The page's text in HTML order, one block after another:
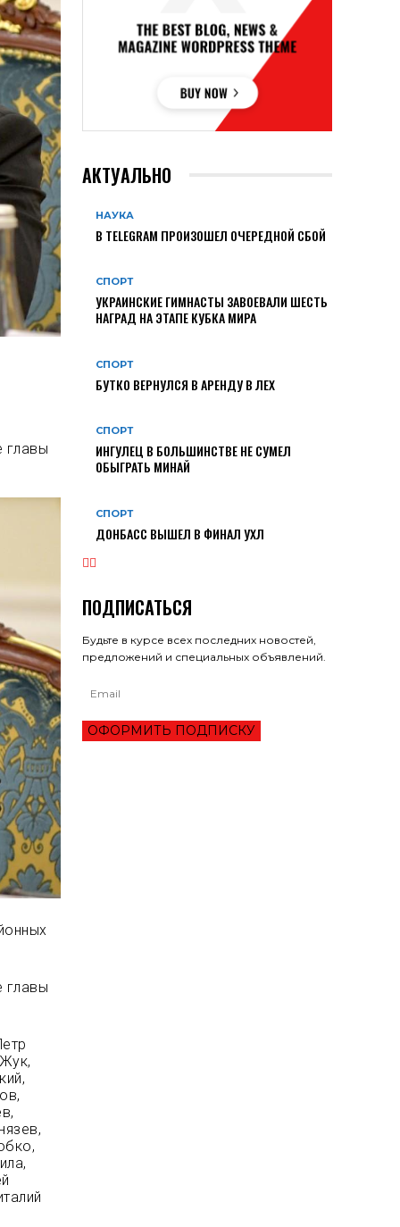
главы
главы
АКТУАЛЬНО
НАУКА
В TELEGRAM ПРОИЗОШЕЛ ОЧЕРЕДНОЙ СБОЙ
СПОРТ
УКРАИНСКИЕ ГИМНАСТЫ ЗАВОЕВАЛИ ШЕСТЬ
НАГРАД НА ЭТАПЕ КУБКА МИРА
СПОРТ
БУТКО ВЕРНУЛСЯ В АРЕНДУ В ЛЕХ
СПОРТ
ИНГУЛЕЦ В БОЛЬШИНСТВЕ НЕ СУМЕЛ
ОБЫГРАТЬ МИНАЙ
СПОРТ
ДОНБАСС ВЫШЕЛ В ФИНАЛ УХЛ
ПОДПИСАТЬСЯ
Будьте в курсе всех последних новостей,
предложений и специальных объявлений.
ОФОРМИТЬ ПОДПИСКУ